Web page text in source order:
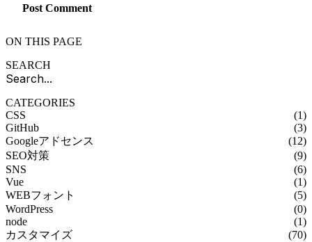
Post Comment
ON THIS PAGE
SEARCH
CATEGORIES
CSS
(1)
GitHub
(3)
Googleアドセンス
(12)
SEO対策
(9)
SNS
(6)
Vue
(1)
WEBフォント
(5)
WordPress
(0)
node
(1)
カスタマイズ
(70)